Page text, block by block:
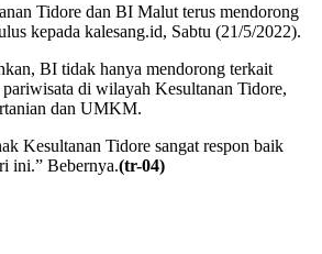
Tidore dan BI Malut terus mendorong
kepada kalesang.id, Sabtu (21/5/2022).
BI tidak hanya mendorong terkait
pariwisata di wilayah Kesultanan Tidore,
dan UMKM.
Kesultanan Tidore sangat respon baik
ini.” Bebernya.(tr-04)